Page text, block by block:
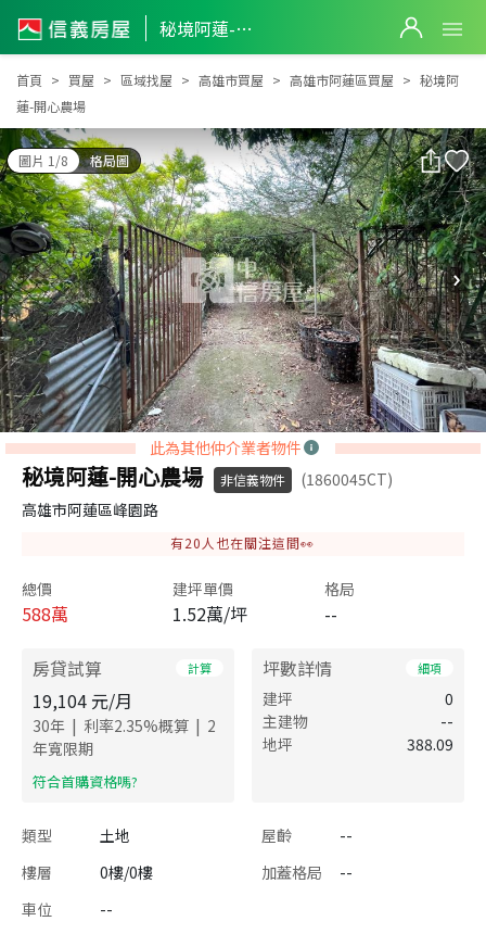
秘境阿蓮-開心農場
秘境阿蓮-開心農場
首頁 買屋 區域找屋 高雄市買屋 高雄市阿蓮區買屋
秘境阿
蓮-開心農場
圖片 1/8 格局圖
此為其他仲介業者物件
秘境阿蓮-開心農場 非信義物件
(1860045CT)
高雄市阿蓮區峰園路
有20 人也在關注這間👀
總價
588萬
建坪單價
1.52萬/坪
格局
--
房貸試算 計算
19,104 元/月
30年 | 利率2.35%概算 | 2
年寬限期
​符合首購資格嗎?
坪數詳情 細項
建坪
0
主建物
--
地坪
388.09
類型 土地 屋齡
--
樓層
0樓/0樓 加蓋格局
--
車位
--